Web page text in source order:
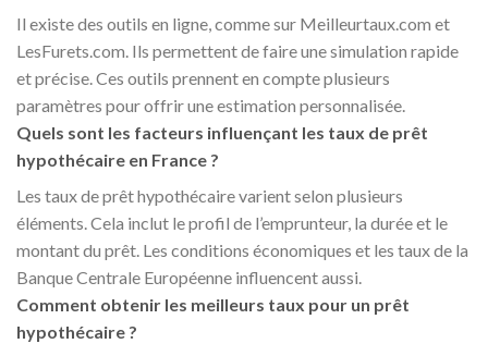
Il existe des outils en ligne, comme sur Meilleurtaux.com et
LesFurets.com. Ils permettent de faire une simulation rapide
et précise. Ces outils prennent en compte plusieurs
paramètres pour offrir une estimation personnalisée.
Quels sont les facteurs influençant les taux de prêt
hypothécaire en France ?
Les taux de prêt hypothécaire varient selon plusieurs
éléments. Cela inclut le profil de l’emprunteur, la durée et le
montant du prêt. Les conditions économiques et les taux de la
Banque Centrale Européenne influencent aussi.
Comment obtenir les meilleurs taux pour un prêt
hypothécaire ?